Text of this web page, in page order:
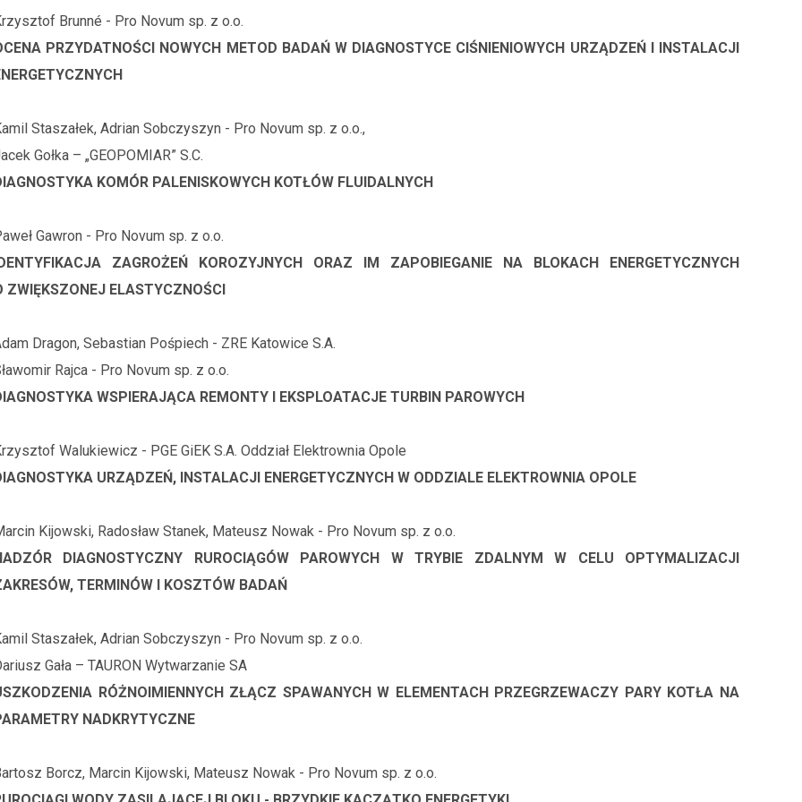
Brunné - Pro Novum sp. z o.o.
PRZYDATNOŚCI NOWYCH METOD BADAŃ W DIAGNOSTYCE CIŚNIENIOWYCH URZĄDZEŃ I INSTALACJI
Staszałek, Adrian Sobczyszyn - Pro Novum sp. z o.o.,
Gołka – „GEOPOMIAR” S.C.
KOMÓR PALENISKOWYCH KOTŁÓW FLUIDALNYCH
Gawron - Pro Novum sp. z o.o.
ZAGROŻEŃ KOROZYJNYCH ORAZ IM ZAPOBIEGANIE NA BLOKACH ENERGETYCZNYCH
ZWIĘKSZONEJ ELASTYCZNOŚCI
Dragon, Sebastian Pośpiech - ZRE Katowice S.A.
Rajca - Pro Novum sp. z o.o.
WSPIERAJĄCA REMONTY I EKSPLOATACJE TURBIN PAROWYCH
Walukiewicz - PGE GiEK S.A. Oddział Elektrownia Opole
URZĄDZEŃ, INSTALACJI ENERGETYCZNYCH W ODDZIALE ELEKTROWNIA OPOLE
Kijowski, Radosław Stanek, Mateusz Nowak - Pro Novum sp. z o.o.
DIAGNOSTYCZNY RUROCIĄGÓW PAROWYCH W TRYBIE ZDALNYM W CELU OPTYMALIZACJI
TERMINÓW I KOSZTÓW BADAŃ
Staszałek, Adrian Sobczyszyn - Pro Novum sp. z o.o.
Gała – TAURON Wytwarzanie SA
RÓŻNOIMIENNYCH ZŁĄCZ SPAWANYCH W ELEMENTACH PRZEGRZEWACZY PARY KOTŁA NA
NADKRYTYCZNE
Borcz, Marcin Kijowski, Mateusz Nowak - Pro Novum sp. z o.o.